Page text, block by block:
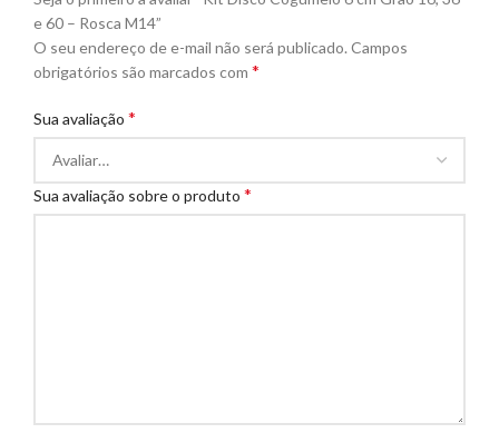
e 60 – Rosca M14”
O seu endereço de e-mail não será publicado. Campos
obrigatórios são marcados com *
Sua avaliação *
Sua avaliação sobre o produto *